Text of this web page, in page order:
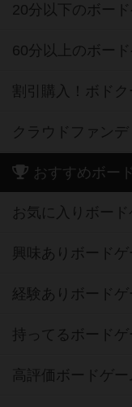
20分以下のボー
60分以上のボー
割引購入！ボド
クラウドファン
おすすめボー
お気に入りボー
興味ありボード
経験ありボード
持ってるボード
高評価ボードゲ